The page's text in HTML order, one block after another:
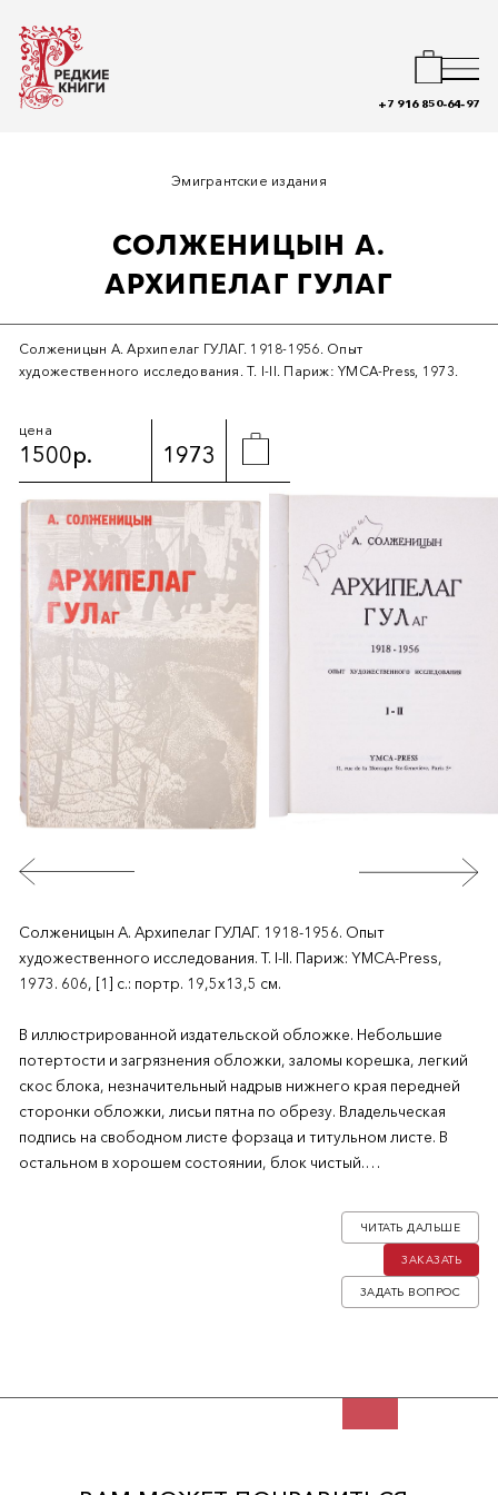
+7 916 850-64-97
Эмигрантские издания
СОЛЖЕНИЦЫН А.
АРХИПЕЛАГ ГУЛАГ
Солженицын А. Архипелаг ГУЛАГ. 1918-1956. Опыт
художественного исследования. Т. I-II. Париж: YMCA-Рress, 1973.
цена
1500р. 1973
Солженицын А. Архипелаг ГУЛАГ. 1918-1956. Опыт
художественного исследования. Т. I-II. Париж: YMCA-Рress,
1973. 606, [1] с.: портр. 19,5х13,5 см.
В иллюстрированной издательской обложке. Небольшие
потертости и загрязнения обложки, заломы корешка, легкий
скос блока, незначительный надрыв нижнего края передней
сторонки обложки, лисьи пятна по обрезу. Владельческая
подпись на свободном листе форзаца и титульном листе. В
остальном в хорошем состоянии, блок чистый.
«Архипелаг ГУЛАГ» — трехтомная серия о советской лагерной
системе. Основан на собственном опыте, исследованиях
ЗАДАТЬ ВОПРОС
ЗАКАЗАТЬ
ЧИТАТЬ ДАЛЬШЕ